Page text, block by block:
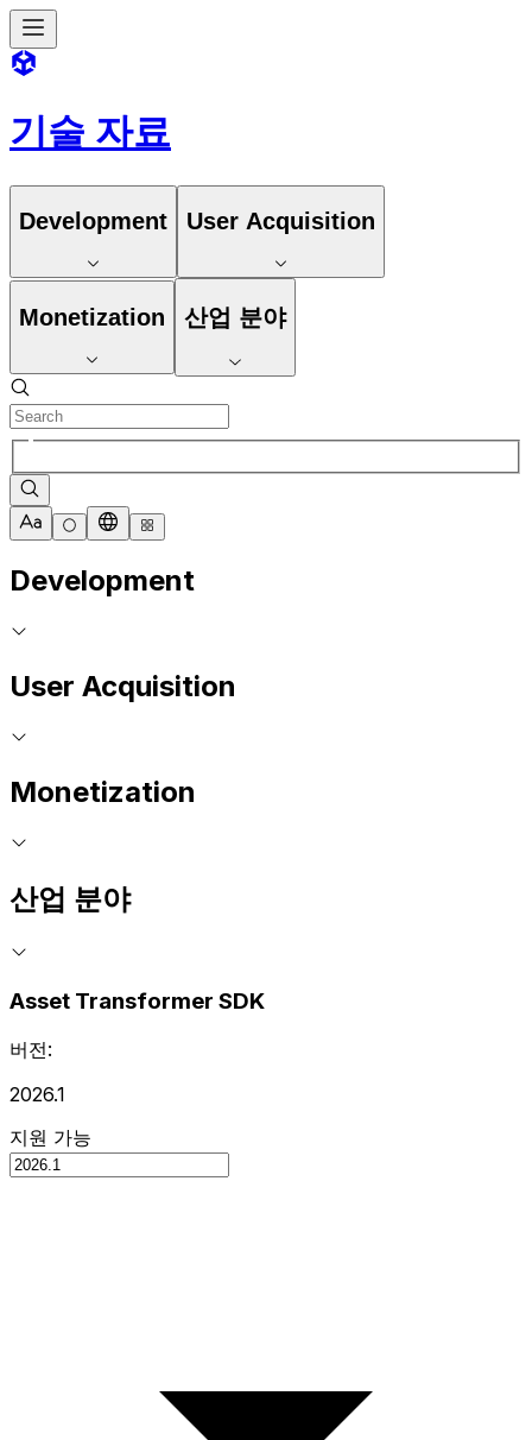
기술 자료
Development User Acquisition
Monetization 산업 분야
Development
User Acquisition
Monetization
산업 분야
Asset Transformer SDK
버전:
2026.1
지원 가능